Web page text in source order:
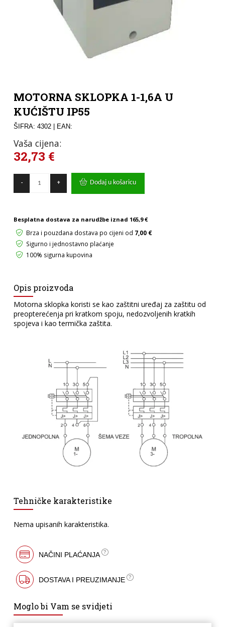
MOTORNA SKLOPKA 1-1,6A U
KUĆIŠTU IP55
ŠIFRA: 4302| EAN:
Vaša cijena:
32,73 €
-
SKLOPKA
1-
KUĆIŠTU
količina
+ Dodaj u košaricu
Besplatna dostava za narudžbe iznad 165,9 €
Brza i pouzdana dostava po cijeni od 7,00 €
Sigurno i jednostavno plaćanje
100% sigurna kupovina
Opis proizvoda
Motorna sklopka koristi se kao zaštitni uređaj za zaštitu od
preopterećenja pri kratkom spoju, nedozvoljenih kratkih
spojeva i kao termička zaštita.
Tehničke karakteristike
Nema upisanih karakteristika.
NAČINI PLAĆANJA
DOSTAVA I PREUZIMANJE
Moglo bi Vam se svidjeti